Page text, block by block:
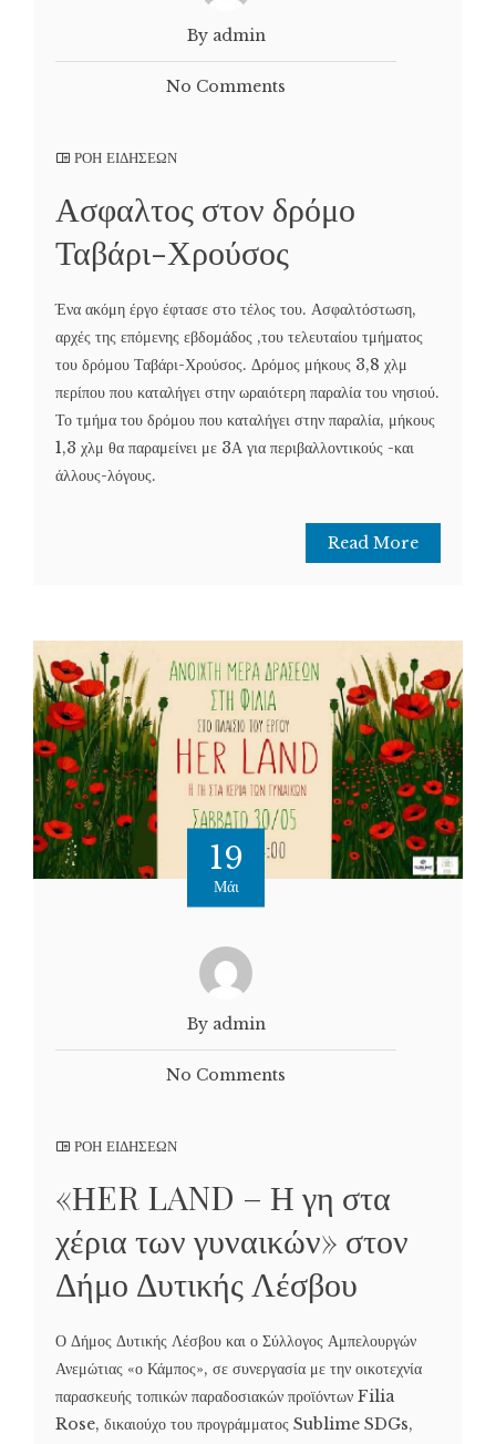
By admin
No Comments
ΡΟΗ ΕΙΔΗΣΕΩΝ
Ασφαλτος στον δρόμο
Ταβάρι-Χρούσος
Ένα ακόμη έργο έφτασε στο τέλος του. Ασφαλτόστωση,
αρχές της επόμενης εβδομάδος ,του τελευταίου τμήματος
του δρόμου Ταβάρι-Χρούσος. Δρόμος μήκους 3,8 χλμ
περίπου που καταλήγει στην ωραιότερη παραλία του νησιού.
Το τμήμα του δρόμου που καταλήγει στην παραλία, μήκους
1,3 χλμ θα παραμείνει με 3Α για περιβαλλοντικούς -και
άλλους-λόγους.
Read More
19
Μάι
By admin
No Comments
ΡΟΗ ΕΙΔΗΣΕΩΝ
«ΗER LAND – Η γη στα
χέρια των γυναικών» στον
Δήμο Δυτικής Λέσβου
Ο Δήμος Δυτικής Λέσβου και ο Σύλλογος Αμπελουργών
Ανεμώτιας «ο Κάμπος», σε συνεργασία με την οικοτεχνία
παρασκευής τοπικών παραδοσιακών προϊόντων Filia
Rose, δικαιούχο του προγράμματος Sublime SDGs,